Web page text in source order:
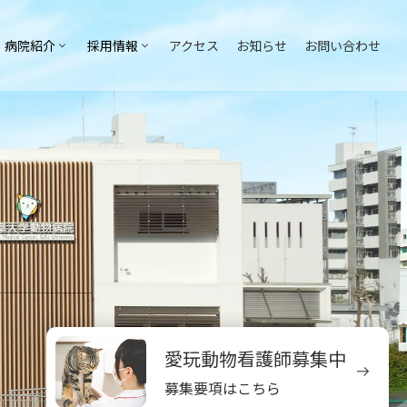
病院紹介 採用情報 アクセス お知らせ お問い合わせ
愛玩動物看護師募集中
募集要項はこちら